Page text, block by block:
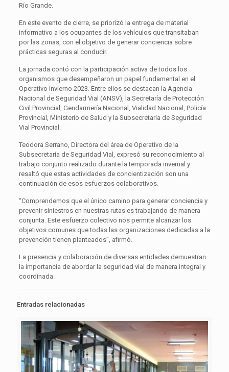
Río Grande.
En este evento de cierre, se priorizó la entrega de material
informativo a los ocupantes de los vehículos que transitaban
por las zonas, con el objetivo de generar conciencia sobre
prácticas seguras al conducir.
La jornada contó con la participación activa de todos los
organismos que desempeñaron un papel fundamental en el
Operativo Invierno 2023. Entre ellos se destacan la Agencia
Nacional de Seguridad Vial (ANSV), la Secretaría de Protección
Civil Provincial, Gendarmería Nacional, Vialidad Nacional, Policía
Provincial, Ministerio de Salud y la Subsecretaría de Seguridad
Vial Provincial.
Teodora Serrano, Directora del área de Operativo de la
Subsecretaría de Seguridad Vial, expresó su reconocimiento al
trabajo conjunto realizado durante la temporada invernal y
resaltó que estas actividades de concientización son una
continuación de esos esfuerzos colaborativos.
“Comprendemos que el único camino para generar conciencia y
prevenir siniestros en nuestras rutas es trabajando de manera
conjunta. Este esfuerzo colectivo nos permite alcanzar los
objetivos comunes que todas las organizaciones dedicadas a la
prevención tienen planteados”, afirmó.
La presencia y colaboración de diversas entidades demuestran
la importancia de abordar la seguridad vial de manera integral y
coordinada.
Entradas relacionadas